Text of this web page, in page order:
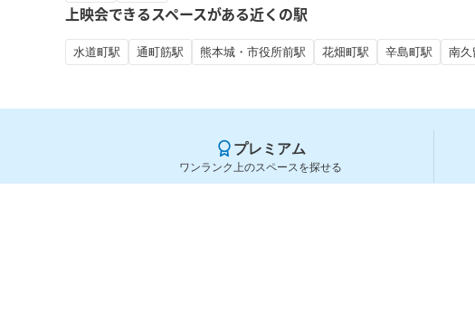
上映会できるスペースがある近くの駅
水道町駅 通町筋駅 熊本城・市役所前駅 花畑町駅 辛島町駅 南久
プレミアム
ワンランク上のスペースを探せる